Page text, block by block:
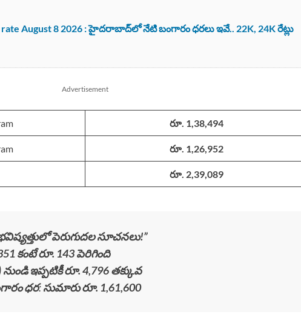
rate August 8 2026 : హైదరాబాద్‌లో నేటి బంగారం ధరలు ఇవే.. 22K, 24K రేట్లు
Advertisement
రూ. 1,38,494
రూ. 1,26,952
రూ. 2,39,089
పెరుగుదల సూచనలు!”
కంటే రూ. 143 పెరిగింది
ఇప్పటికీ రూ. 4,796 తక్కువ
ధర:సుమారు రూ. 1,61,600